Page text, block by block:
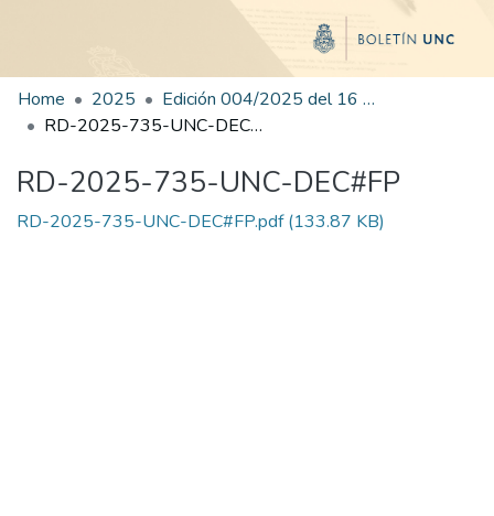
Home 2025
Edición 004/2025 del 16 de junio de 2025
RD-2025-735-UNC-DEC#FP
RD-2025-735-UNC-DEC#FP
RD-2025-735-UNC-DEC#FP.pdf(133.87 KB)